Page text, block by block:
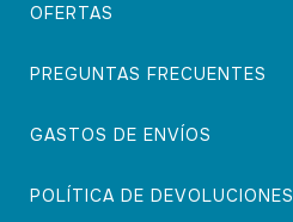
OFERTAS
PREGUNTAS FRECUENTES
GASTOS DE ENVÍOS
POLÍTICA DE DEVOLUCIONES